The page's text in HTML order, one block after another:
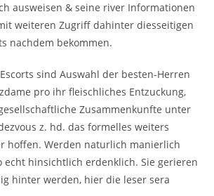
ausweisen & seine river Informationen
weiteren Zugriff dahinter diesseitigen
nachdem bekommen.
sind Auswahl der besten-Herren
pro ihr fleischliches Entzuckung,
Zusammenkunfte unter
z. hd. das formelles weiters
hoffen. Werden naturlich manierlich
echt hinsichtlich erdenklich. Sie gerieren
hinter werden, hier die leser sera